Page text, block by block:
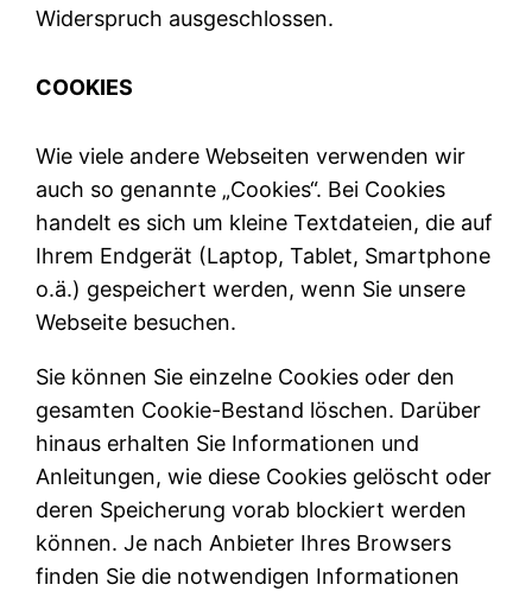
Widerspruch ausgeschlossen.
COOKIES
Wie viele andere Webseiten verwenden wir
auch so genannte „Cookies“. Bei Cookies
handelt es sich um kleine Textdateien, die auf
Ihrem Endgerät (Laptop, Tablet, Smartphone
o.ä.) gespeichert werden, wenn Sie unsere
Webseite besuchen.
Sie können Sie einzelne Cookies oder den
gesamten Cookie-Bestand löschen. Darüber
hinaus erhalten Sie Informationen und
Anleitungen, wie diese Cookies gelöscht oder
deren Speicherung vorab blockiert werden
können. Je nach Anbieter Ihres Browsers
finden Sie die notwendigen Informationen